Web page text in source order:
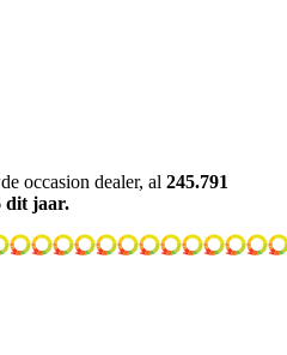
occasion dealer, al 245.791
dit jaar.